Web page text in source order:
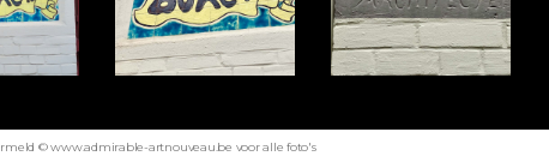
© www.admirable-artnouveau.be voor alle foto's